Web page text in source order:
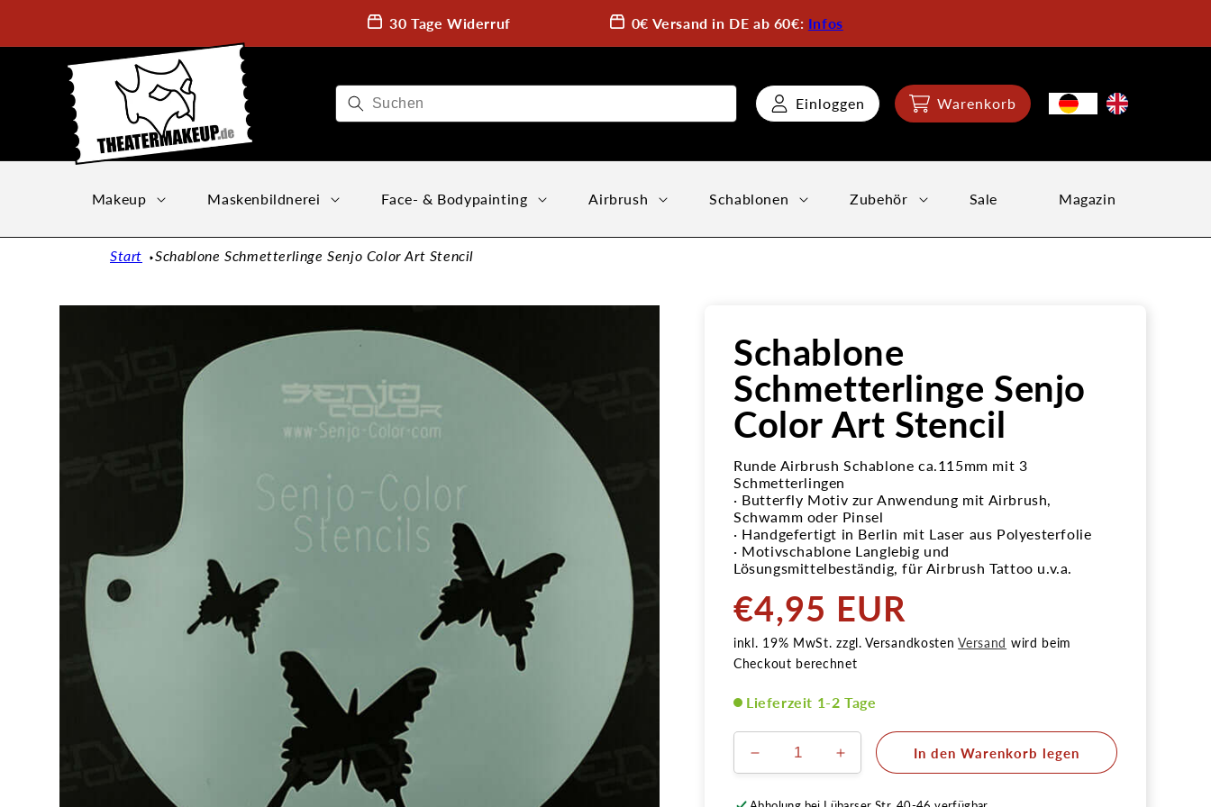
30 Tage Widerruf 0€ Versand in DE ab 60€: Infos
Einloggen Warenkorb
Makeup Maskenbildnerei Face- & Bodypainting Airbrush Schablonen Zubehör Sale Magazin
Start Schablone Schmetterlinge Senjo Color Art Stencil
Zu
Schablone
Schmetterlinge Senjo
Color Art Stencil
Runde Airbrush Schablone ca.115mm mit 3
Schmetterlingen
· Butterfly Motiv zur Anwendung mit Airbrush,
Schwamm oder Pinsel
· Handgefertigt in Berlin mit Laser aus Polyesterfolie
· Motivschablone Langlebig und
Lösungsmittelbeständig, für Airbrush Tattoo u.v.a.
Normaler
Preis
€4,95 EUR
inkl. 19% MwSt. zzgl. VersandkostenVersand wird beim
Checkout berechnet
Lieferzeit 1-2 Tage
Verringere
die
Menge
Erhöhe
die
Menge
In den Warenkorb legen